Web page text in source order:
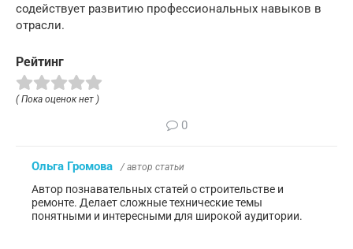
содействует развитию профессиональных навыков в
отрасли.
Рейтинг
( Пока оценок нет )
0
Ольга Громова / автор статьи
Автор познавательных статей о строительстве и
ремонте. Делает сложные технические темы
понятными и интересными для широкой аудитории.